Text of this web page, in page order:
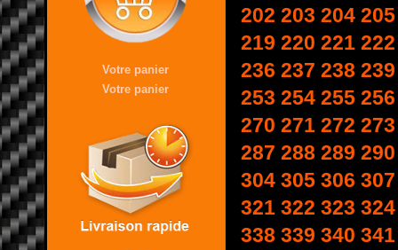
Votre panier
Votre panier
202 203 204 205
219 220 221 222
236 237 238 239
253 254 255 256
270 271 272 273
287 288 289 290
304 305 306 307
321 322 323 324
338 339 340 341